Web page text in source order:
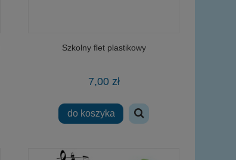
Szkolny flet plastikowy
7,00 zł
do koszyka